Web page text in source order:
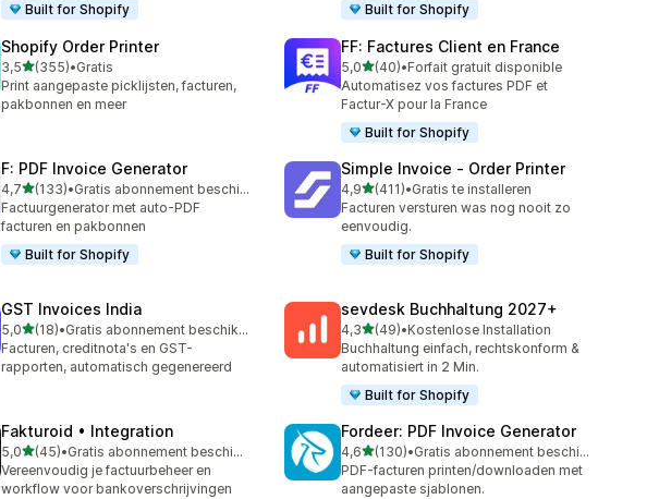
Built for Shopify
Built for Shopify
Shopify Order Printer
3,5van 5 sterren
(355)
355 recensies in totaal
•Gratis
Print aangepaste picklijsten, facturen,
pakbonnen en meer
FF: Factures Client en France
5,0van 5 sterren
(40)
40 recensies in totaal
•Forfait gratuit disponible
Automatisez vos factures PDF et
Factur-X pour la France
Built for Shopify
F: PDF Invoice Generator
4,7van 5 sterren
(133)
133 recensies in totaal
•
Gratis abonnement beschikbaar
Factuurgenerator met auto-PDF
facturen en pakbonnen
Built for Shopify
Simple Invoice ‑ Order Printer
4,9van 5 sterren
(411)
411 recensies in totaal
•Gratis te installeren
Facturen versturen was nog nooit zo
eenvoudig.
Built for Shopify
GST Invoices India
5,0van 5 sterren
(18)
18 recensies in totaal
•
Gratis abonnement beschikbaar
Facturen, creditnota's en GST-
rapporten, automatisch gegenereerd
sevdesk Buchhaltung 2027+
4,3van 5 sterren
(49)
49 recensies in totaal
•Kostenlose Installation
Buchhaltung einfach, rechtskonform &
automatisiert in 2 Min.
Built for Shopify
Fakturoid • Integration
5,0van 5 sterren
(45)
45 recensies in totaal
•
Gratis abonnement beschikbaar
Vereenvoudig je factuurbeheer en
workflow voor bankoverschrijvingen
Fordeer: PDF Invoice Generator
4,6van 5 sterren
(130)
130 recensies in totaal
•
Gratis abonnement beschikbaar
PDF-facturen printen/downloaden met
aangepaste sjablonen.